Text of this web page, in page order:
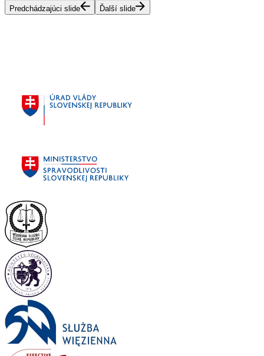
Predchádzajúci slide Ďalší slide